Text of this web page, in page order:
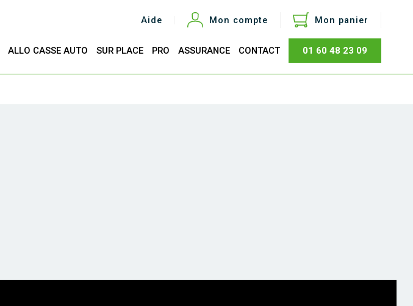
Aide Mon compte Mon panier
Total
ALLO CASSE AUTO SUR PLACE PRO ASSURANCE CONTACT 01 60 48 23 09